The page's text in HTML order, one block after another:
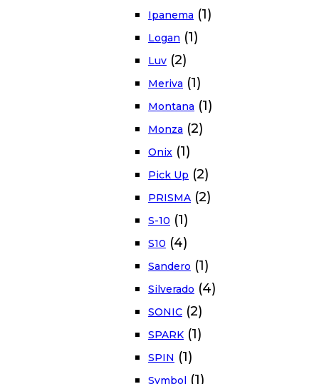
Ipanema (1)
Logan (1)
Luv (2)
Meriva (1)
Montana (1)
Monza (2)
Onix (1)
Pick Up (2)
PRISMA (2)
S-10 (1)
S10 (4)
Sandero (1)
Silverado (4)
SONIC (2)
SPARK (1)
SPIN (1)
Symbol (1)